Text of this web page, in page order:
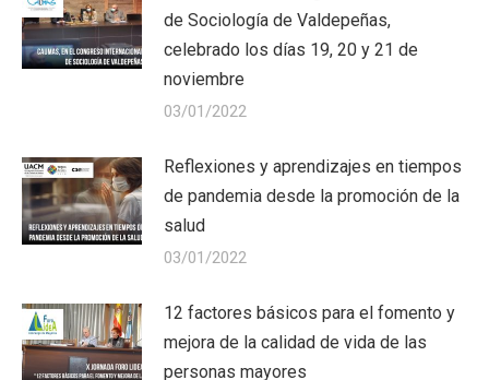
de Sociología de Valdepeñas,
celebrado los días 19, 20 y 21 de
noviembre
03/01/2022
Reflexiones y aprendizajes en tiempos
de pandemia desde la promoción de la
salud
03/01/2022
12 factores básicos para el fomento y
mejora de la calidad de vida de las
personas mayores